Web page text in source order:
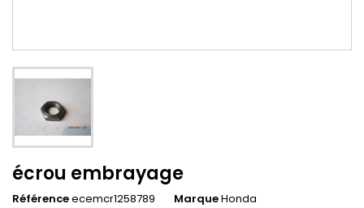
écrou embrayage
Référenceecemcr1258789 MarqueHonda